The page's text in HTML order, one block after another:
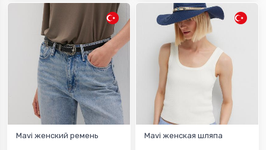
Mavi женский ремень Mavi женская шляпа